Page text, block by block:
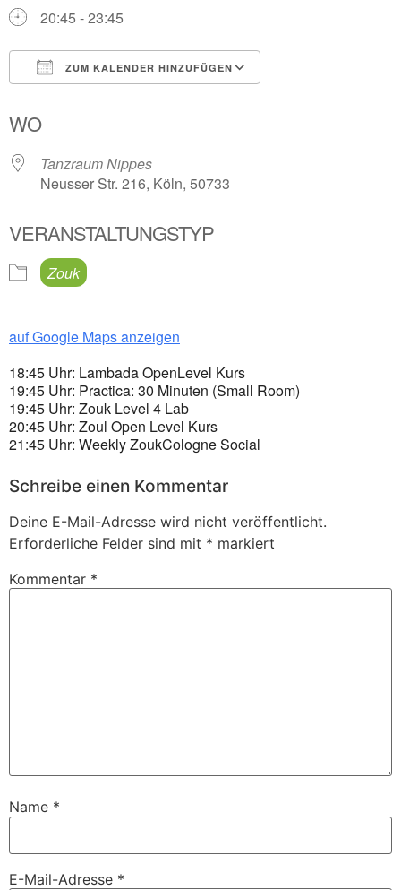
20:45 - 23:45
ZUM KALENDER HINZUFÜGEN
WO
Tanzraum Nippes
Neusser Str. 216, Köln, 50733
VERANSTALTUNGSTYP
Zouk
auf Google Maps anzeigen
18:45 Uhr: Lambada OpenLevel Kurs
19:45 Uhr: Practica: 30 Minuten (Small Room)
19:45 Uhr: Zouk Level 4 Lab
20:45 Uhr: Zoul Open Level Kurs
21:45 Uhr: Weekly ZoukCologne Social
Schreibe einen Kommentar
Deine E-Mail-Adresse wird nicht veröffentlicht.
Erforderliche Felder sind mit * markiert
Kommentar *
Name *
E-Mail-Adresse *